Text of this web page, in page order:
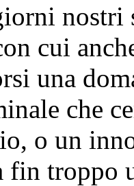
nostri
cui
una
che
o un
troppo